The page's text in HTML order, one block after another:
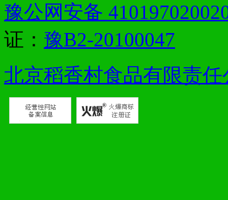
豫公网安备
证： 豫B2-20100047
北京稻香村食品有限责任